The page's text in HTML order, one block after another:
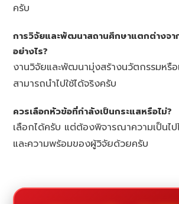
ครับ
การวิจัยและพัฒนาสถานศึกษาแตกต่างจา
อย่างไร?
งานวิจัยและพัฒนามุ่งสร้างนวัตกรรมหรื
สามารถนำไปใช้ได้จริงครับ
ควรเลือกหัวข้อที่กำลังเป็นกระแสหรือไม่?
เลือกได้ครับ แต่ต้องพิจารณาความเป็นไป
และความพร้อมของผู้วิจัยด้วยครับ